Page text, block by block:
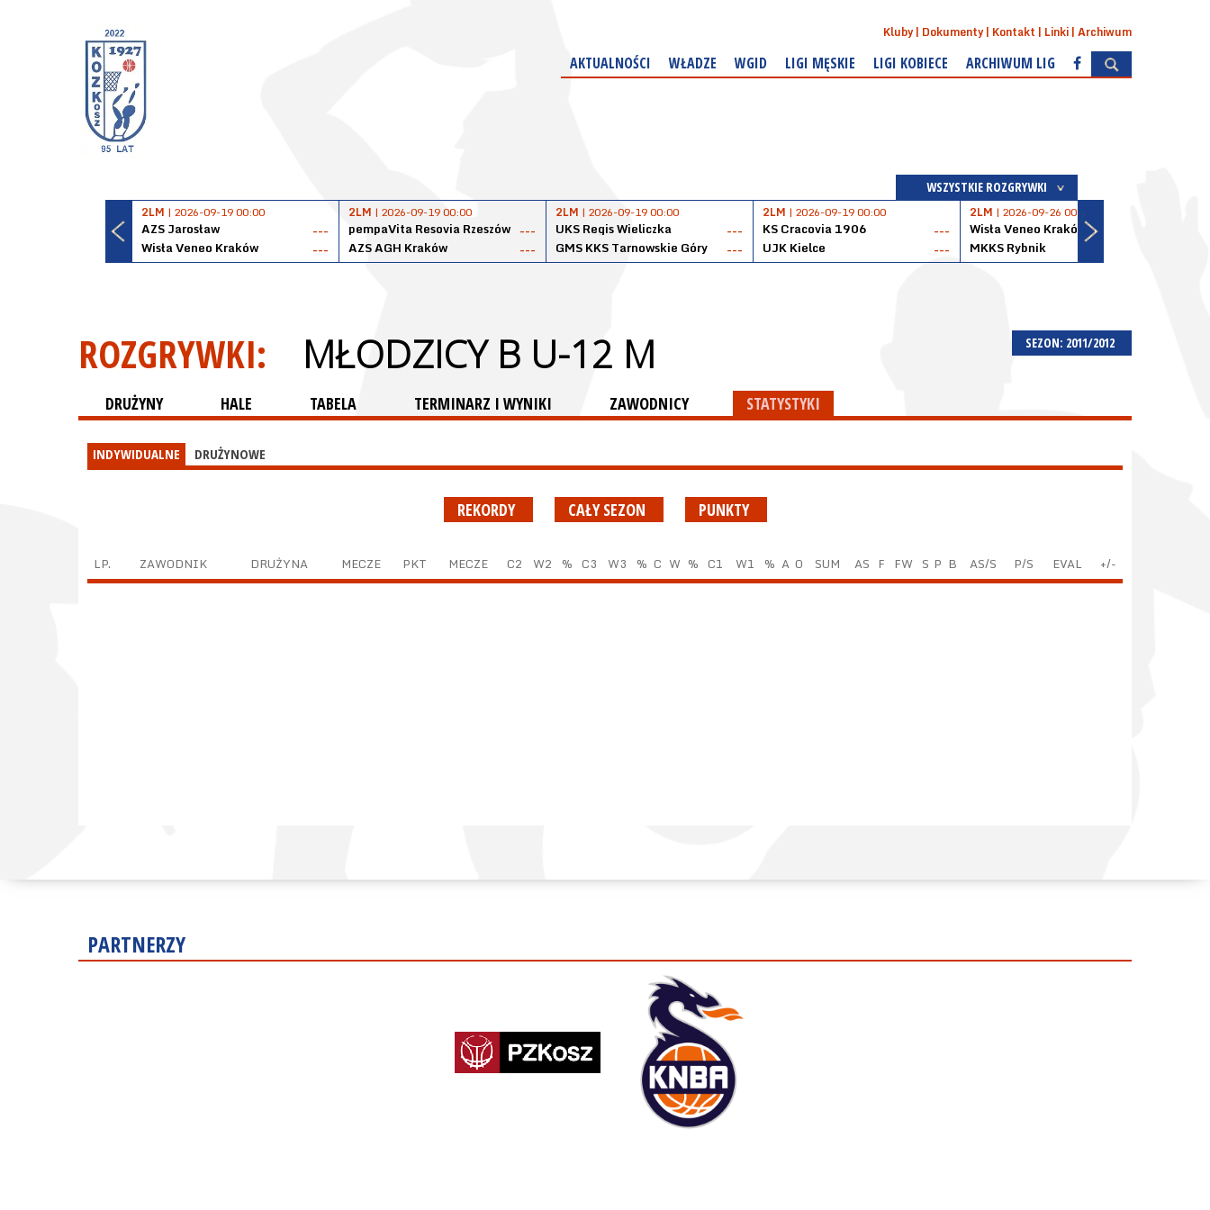
Kluby Dokumenty Kontakt Linki Archiwum
AKTUALNOŚCI WŁADZE WGID LIGI MĘSKIE LIGI KOBIECE ARCHIWUM LIG
WSZYSTKIE ROZGRYWKI
2LM | 2026-09-19 00:00
AZS Jarosław
---
Wisła Veneo Kraków
---
2LM | 2026-09-19 00:00
pempaVita Resovia Rzeszów ---
AZS AGH Kraków
---
2LM | 2026-09-19 00:00
UKS Regis Wieliczka
---
GMS KKS Tarnowskie Góry
---
2LM | 2026-09-19 00:00
KS Cracovia 1906
---
UJK Kielce
---
2LM | 2026-09-26 00:00
Wisła Veneo Kraków
MKKS Rybnik
SEZON: 2011/2012
ROZGRYWKI: MŁODZICY B U-12 M
DRUŻYNY HALE TABELA TERMINARZ I WYNIKI ZAWODNICY STATYSTYKI
INDYWIDUALNE DRUŻYNOWE
REKORDY CAŁY SEZON PUNKTY
LP. ZAWODNIK DRUŻYNA MECZE PKT MECZE C2 W2 % C3 W3 % C W % C1 W1 % A O SUM AS F FW S P B AS/S P/S EVAL +/-
PARTNERZY